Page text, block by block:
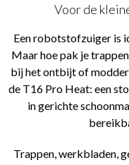
Voor de
Een robotstofzuiger is
Maar hoe pak je
bij het ontbijt of
de T16 Pro Heat: een
in gerichte
Trappen, werkbladen,